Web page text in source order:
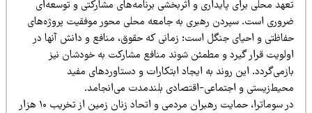
محلی برای پایداری و اثربخشی برنامه‌های مشارکتی و توسعه‌ای
است. سپردن رهبری به جامعه محلی محور موفقیت پروژه‌های
و احیای جنگل است؛ زمانی که حقوق، منافع و دانش آنها در
قرار گیرد و مطمئن شوند منافع مشارکت به خودشان نیز
این روند به ایجاد ابتکارات و دستاوردهای مفید
و اجتماعی-اقتصادی بلندمدت می‌انجامد.
در سوماترا، حمایت رهبران مردمی و اتحاد زنان زمین از تخریب ۱۰ هزار